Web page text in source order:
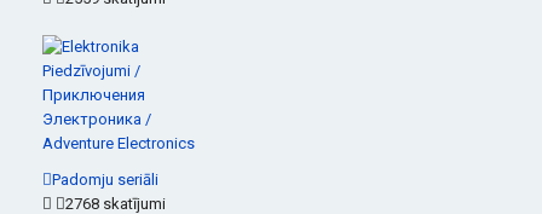
Padomju seriāli
2768 skatījumi